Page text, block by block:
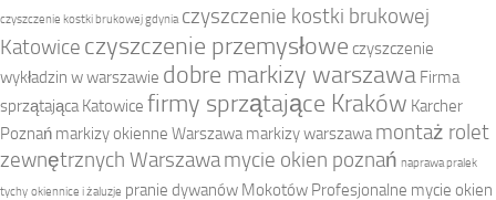
czyszczenie kostki brukowej gdynia czyszczenie kostki brukowej
Katowice czyszczenie przemysłowe czyszczenie
wykładzin w warszawie dobre markizy warszawa Firma
sprzątająca Katowice firmy sprzątające Kraków Karcher
Poznań markizy okienne Warszawa markizy warszawa montaż rolet
zewnętrznych Warszawamycie okien poznań naprawa pralek
tychy okiennice i żaluzje pranie dywanów Mokotów Profesjonalne mycie okien